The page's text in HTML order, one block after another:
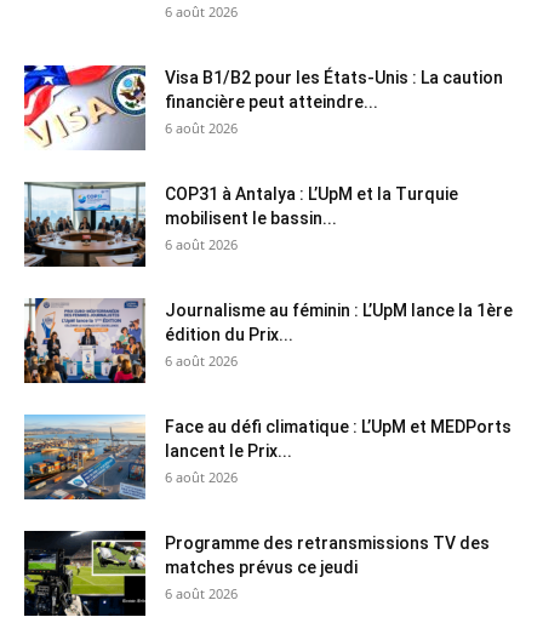
6 août 2026
Visa B1/B2 pour les États-Unis : La caution
financière peut atteindre...
6 août 2026
COP31 à Antalya : L’UpM et la Turquie
mobilisent le bassin...
6 août 2026
Journalisme au féminin : L’UpM lance la 1ère
édition du Prix...
6 août 2026
Face au défi climatique : L’UpM et MEDPorts
lancent le Prix...
6 août 2026
Programme des retransmissions TV des
matches prévus ce jeudi
6 août 2026